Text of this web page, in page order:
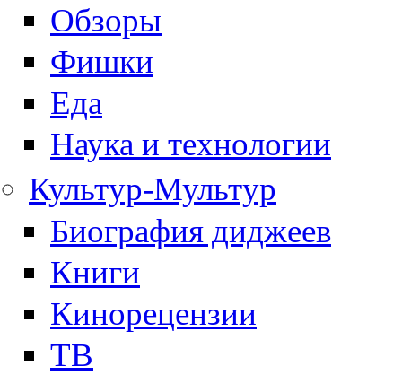
Обзоры
Фишки
Еда
Наука и технологии
Культур-Мультур
Биография диджеев
Книги
Кинорецензии
ТВ